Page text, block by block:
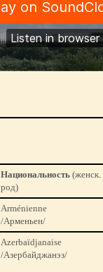
Национальность (женск.
род)
Arménienne
/Арменьен/
Azerbaïdjanaise
/Азербайджанэз/